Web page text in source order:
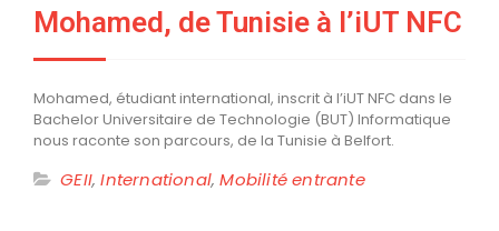
Mohamed, de Tunisie à l’iUT NFC
Mohamed, étudiant international, inscrit à l’iUT NFC dans le
Bachelor Universitaire de Technologie (BUT) Informatique
nous raconte son parcours, de la Tunisie à Belfort.
GEII,International,Mobilité entrante